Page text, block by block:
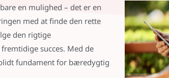
en mulighed – det er en
med at finde den rette
den rigtige
succes. Med de
fundament for bæredygtig